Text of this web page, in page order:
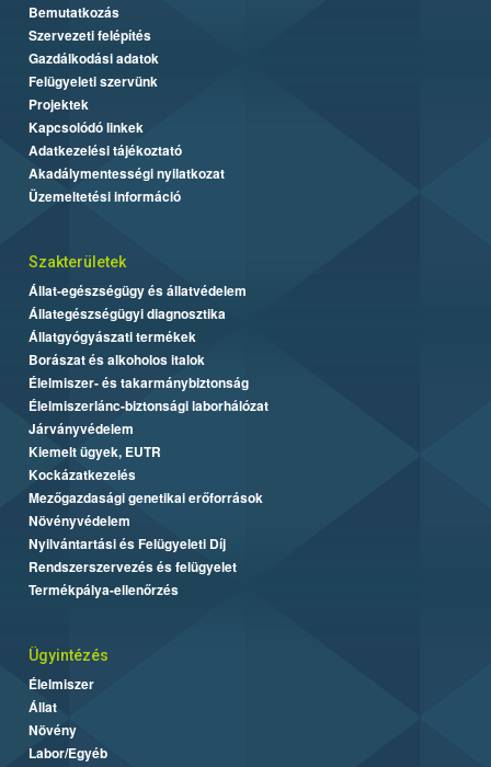
Bemutatkozás
Szervezeti felépítés
Gazdálkodási adatok
Felügyeleti szervünk
Projektek
Kapcsolódó linkek
Adatkezelési tájékoztató
Akadálymentességi nyilatkozat
Üzemeltetési információ
Szakterületek
Állat-egészségügy és állatvédelem
Állategészségügyi diagnosztika
Állatgyógyászati termékek
Borászat és alkoholos italok
Élelmiszer- és takarmánybiztonság
Élelmiszerlánc-biztonsági laborhálózat
Járványvédelem
Kiemelt ügyek, EUTR
Kockázatkezelés
Mezőgazdasági genetikai erőforrások
Növényvédelem
Nyilvántartási és Felügyeleti Díj
Rendszerszervezés és felügyelet
Termékpálya-ellenőrzés
Ügyintézés
Élelmiszer
Állat
Növény
Labor/Egyéb